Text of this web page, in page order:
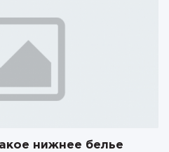
нижнее белье